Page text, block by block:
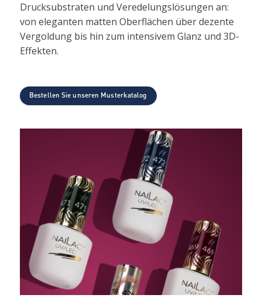
Drucksubstraten und Veredelungslösungen an:
von eleganten matten Oberflächen über dezente
Vergoldung bis hin zum intensivem Glanz und 3D-
Effekten.
Bestellen Sie unseren Musterkatalog